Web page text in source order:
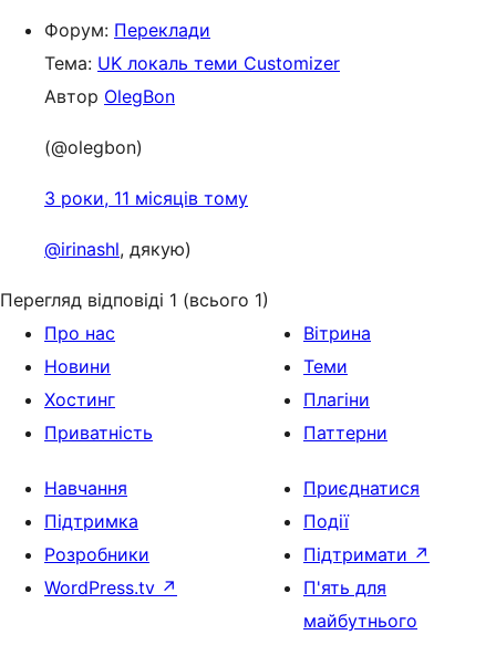
Форум: Переклади
Тема: UK локаль теми Customizer
Автор OlegBon
(@olegbon)
3 роки, 11 місяців тому
@irinashl, дякую)
Перегляд відповіді 1 (всього 1)
Про нас
Новини
Хостинг
Приватність
Вітрина
Теми
Плагіни
Паттерни
Навчання
Підтримка
Розробники
WordPress.tv ↗
Приєднатися
Події
Підтримати ↗
П'ять для
майбутнього